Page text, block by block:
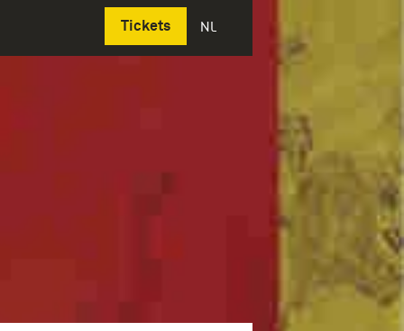
Tickets NL
Deutsch